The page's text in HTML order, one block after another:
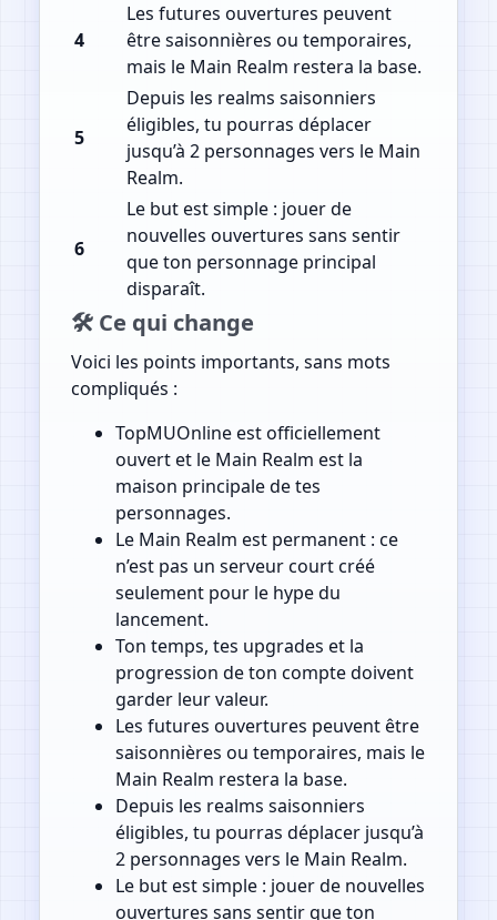
4
Les futures ouvertures peuvent
être saisonnières ou temporaires,
mais le Main Realm restera la base.
5
Depuis les realms saisonniers
éligibles, tu pourras déplacer
jusqu’à 2 personnages vers le Main
Realm.
6
Le but est simple : jouer de
nouvelles ouvertures sans sentir
que ton personnage principal
disparaît.
🛠️ Ce qui change
Voici les points importants, sans mots
compliqués :
TopMUOnline est officiellement
ouvert et le Main Realm est la
maison principale de tes
personnages.
Le Main Realm est permanent : ce
n’est pas un serveur court créé
seulement pour le hype du
lancement.
Ton temps, tes upgrades et la
progression de ton compte doivent
garder leur valeur.
Les futures ouvertures peuvent être
saisonnières ou temporaires, mais le
Main Realm restera la base.
Depuis les realms saisonniers
éligibles, tu pourras déplacer jusqu’à
2 personnages vers le Main Realm.
Le but est simple : jouer de nouvelles
ouvertures sans sentir que ton